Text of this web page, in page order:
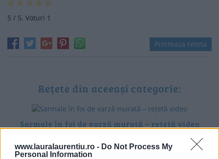
www.lauralaurentiu.ro - Do Not Process My
Personal Information
5 / 5. Voturi 1
Printeaza reteta
Rețete din aceeași categorie:
Sarmale în foi de varză murată – rețetă video